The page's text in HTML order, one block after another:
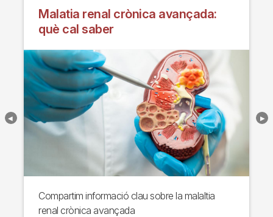
Malatia renal crònica avançada:
què cal saber
Compartim informació clau sobre la malaltia
renal crònica avançada